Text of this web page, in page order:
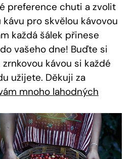
preference chuti a zvolit
pro skvělou kávovou
každá šálek přinese
vašeho dne! Buďte si
kávou si každé
užijete. Děkuji za
mnoho lahodných